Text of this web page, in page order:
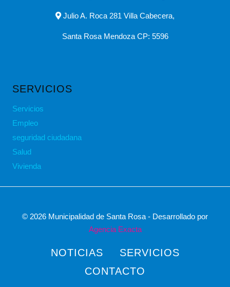
Julio A. Roca 281 Villa Cabecera,
Santa Rosa Mendoza CP: 5596
SERVICIOS
Servicios
Empleo
seguridad ciudadana
Salud
Vivienda
© 2026 Municipalidad de Santa Rosa - Desarrollado por
Agencia Exacta
NOTICIAS
SERVICIOS
CONTACTO